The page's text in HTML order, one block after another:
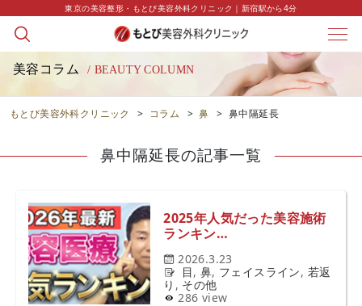
東京の美容整形・もとび美容外科クリニック｜新宿駅から4分
美容コラム / BEAUTY COLUMN
もとび美容外科クリニック > コラム > 鼻 > 鼻中隔延長
鼻中隔延長の記事一覧
2025年人気だった美容施術
ランキン…
2026.3.23
目, 鼻, フェイスライン, 若返
り , その他
286 view